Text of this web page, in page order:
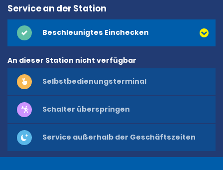
Service an der Station
Beschleunigtes Einchecken
An dieser Station nicht verfügbar
Selbstbedienungsterminal
Schalter überspringen
Service außerhalb der Geschäftszeiten